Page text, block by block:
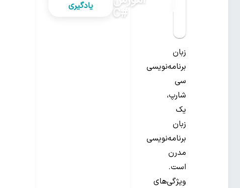
#C
یادگیری
زبان
برنامه‌نویسی
سی
شارپ،
یک
زبان
برنامه‌نویسی
مدرن
است.
ویژگی‌های